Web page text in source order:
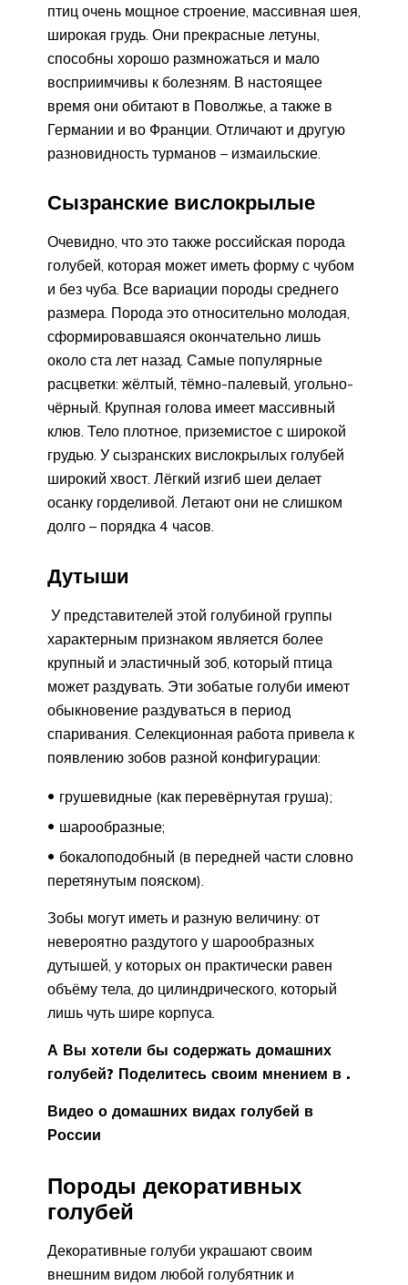
птиц очень мощное строение, массивная шея,
широкая грудь. Они прекрасные летуны,
способны хорошо размножаться и мало
восприимчивы к болезням. В настоящее
время они обитают в Поволжье, а также в
Германии и во Франции. Отличают и другую
разновидность турманов – измаильские.
Сызранские вислокрылые
Очевидно, что это также российская порода
голубей, которая может иметь форму с чубом
и без чуба. Все вариации породы среднего
размера. Порода это относительно молодая,
сформировавшаяся окончательно лишь
около ста лет назад. Самые популярные
расцветки: жёлтый, тёмно-палевый, угольно-
чёрный. Крупная голова имеет массивный
клюв. Тело плотное, приземистое с широкой
грудью. У сызранских вислокрылых голубей
широкий хвост. Лёгкий изгиб шеи делает
осанку горделивой. Летают они не слишком
долго – порядка 4 часов.
Дутыши
У представителей этой голубиной группы
характерным признаком является более
крупный и эластичный зоб, который птица
может раздувать. Эти зобатые голуби имеют
обыкновение раздуваться в период
спаривания. Селекционная работа привела к
появлению зобов разной конфигурации:
грушевидные (как перевёрнутая груша);
шарообразные;
бокалоподобный (в передней части словно
перетянутым пояском).
Зобы могут иметь и разную величину: от
невероятно раздутого у шарообразных
дутышей, у которых он практически равен
объёму тела, до цилиндрического, который
лишь чуть шире корпуса.
А Вы хотели бы содержать домашних
голубей? Поделитесь своим мнением в .
Видео о домашних видах голубей в
России
Породы декоративных
голубей
Декоративные голуби украшают своим
внешним видом любой голубятник и